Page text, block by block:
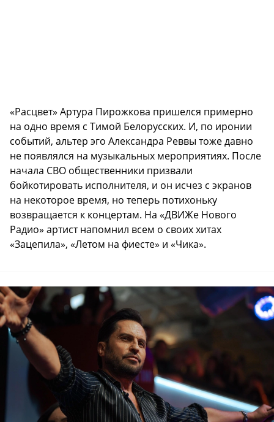
«Расцвет» Артура Пирожкова пришелся примерно
на одно время с Тимой Белорусских. И, по иронии
событий, альтер эго Александра Реввы тоже давно
не появлялся на музыкальных мероприятиях. После
начала СВО общественники призвали
бойкотировать исполнителя, и он исчез с экранов
на некоторое время, но теперь потихоньку
возвращается к концертам. На «ДВИЖе Нового
Радио» артист напомнил всем о своих хитах
«Зацепила», «Летом на фиесте» и «Чика».